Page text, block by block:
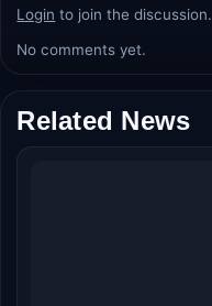
Login to join the discussion.
No comments yet.
Related News